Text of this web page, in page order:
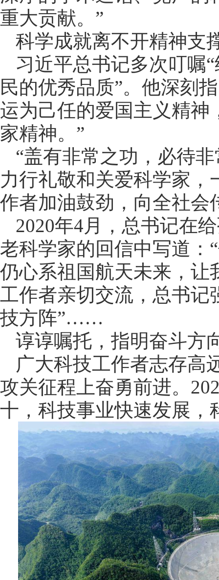
重大贡献。”
科学成就离不开精神支
习近平总书记多次叮嘱
民的优秀品质”。他深刻
运为己任的爱国主义精神
家精神。”
“盖有非常之功，必待
力行礼敬和关爱科学家
作者加油鼓劲，向全社会
2020年4月，总书记在
老科学家的回信中写道：
仍心系祖国航天未来，让
工作者亲切交流，总书记
技方阵”……
谆谆嘱托，指明奋斗方
广大科技工作者志存高
攻关征程上奋勇前进。
十，科技事业快速发展，